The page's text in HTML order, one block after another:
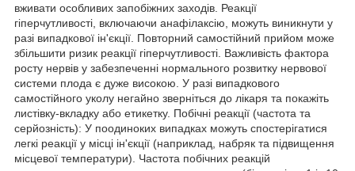
вживати особливих запобіжних заходів. Реакції
гіперчутливості, включаючи анафілаксію, можуть виникнути у
разі випадкової ін'єкції. Повторний самостійний прийом може
збільшити ризик реакції гіперчутливості. Важливість фактора
росту нервів у забезпеченні нормального розвитку нервової
системи плода є дуже високою. У разі випадкового
самостійного уколу негайно зверніться до лікаря та покажіть
листівку-вкладку або етикетку. Побічні реакції (частота та
серйозність): У поодиноких випадках можуть спостерігатися
легкі реакції у місці ін'єкції (наприклад, набряк та підвищення
місцевої температури). Частота побічних реакцій